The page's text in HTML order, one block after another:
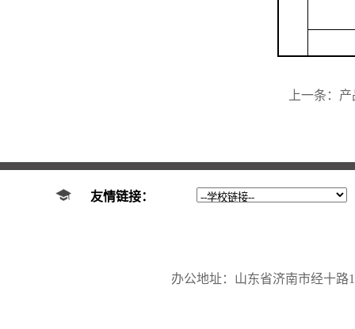
上一条： 产
友情链接：
办公地址：山东省济南市经十路